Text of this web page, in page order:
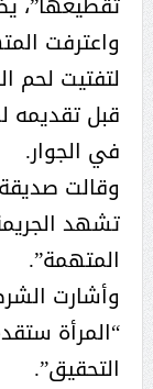
واعترفت
لتفتيت لحم
قبل تقديمه
في الجوار.
وقالت صديقة
تشهد
المتهمة”.
وأشارت
“المرأة
التحقيق”.